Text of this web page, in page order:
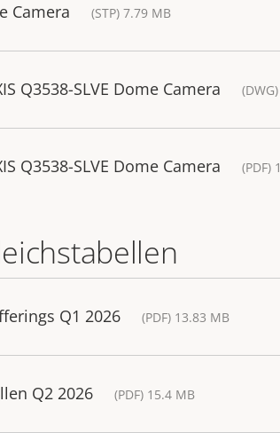
Camera (STP) 7.79 MB
Q3538-SLVE Dome Camera
Q3538-SLVE Dome Camera (PDF)
Q1 2026 (PDF) 13.83 MB
Q2 2026 (PDF) 15.4 MB